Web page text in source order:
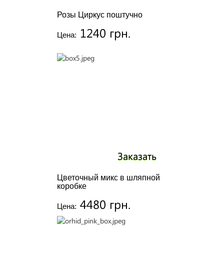
Розы Циркус поштучно
Цена: 1240 грн.
Цветочный микс в шляпной
коробке
Цена: 4480 грн.
Заказать